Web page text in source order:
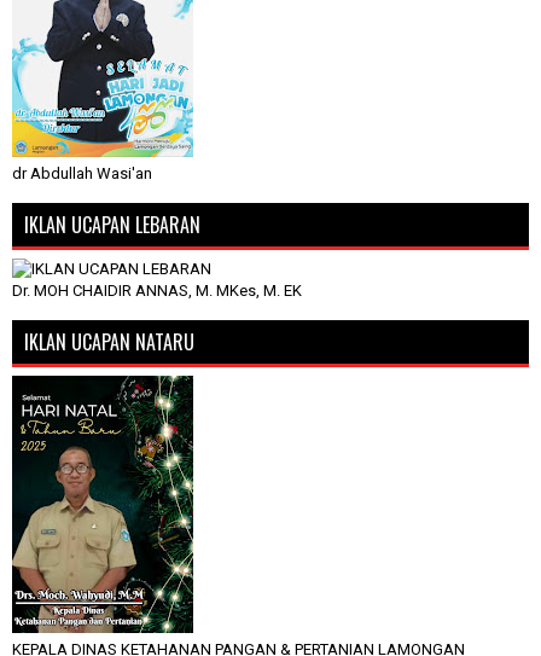
dr Abdullah Wasi'an
IKLAN UCAPAN LEBARAN
Dr. MOH CHAIDIR ANNAS, M. MKes, M. EK
IKLAN UCAPAN NATARU
KEPALA DINAS KETAHANAN PANGAN & PERTANIAN LAMONGAN